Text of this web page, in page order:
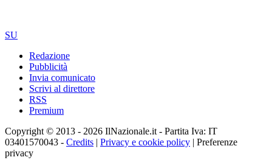
SU
Redazione
Pubblicità
Invia comunicato
Scrivi al direttore
RSS
Premium
Copyright © 2013 - 2026 IlNazionale.it - Partita Iva: IT
03401570043 - Credits | Privacy e cookie policy | Preferenze
privacy